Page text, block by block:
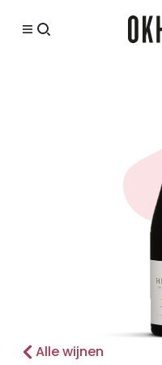
Alle wijnen